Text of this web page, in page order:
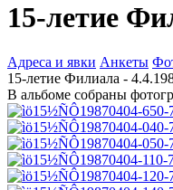
15-летие
Адреса и явки Анкеты
15-летие Филиала -
В альбоме собраны